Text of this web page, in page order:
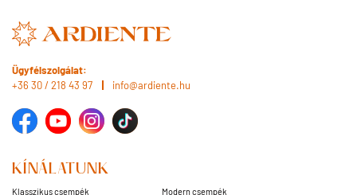
Ügyfélszolgálat:
+36 30 / 218 43 97
info@ardiente.hu
KÍNÁLATUNK
Klasszikus csempék
Modern csempék